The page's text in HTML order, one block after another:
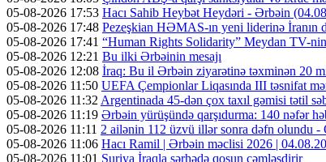
05-08-2026 17:53 Hacı Sahib Heybət Heydəri - Ərbəin
05-08-2026 17:48 Pezeşkian HƏMAS-ın yeni liderinə İranın
05-08-2026 17:41 “Human Rights Solidarity” Meydan TV-
05-08-2026 12:21 Bu ilki Ərbəinin mesajı
05-08-2026 12:08 İraq: Bu il Ərbəin ziyarətinə təxminən 20
05-08-2026 11:50 UEFA Çempionlar Liqasında III təsnifat
05-08-2026 11:32Argentinada 45-dən çox taxıl gəmisi tətil
05-08-2026 11:19 Ərbəin yürüşündə qarşıdurma: 140 nəfər
05-08-2026 11:11 2 ailənin 112 üzvü illər sonra dəfn olundu -
05-08-2026 11:06 Hacı Ramil | Ərbəin məclisi 2026 |
05-08-2026 11:01 Suriya İraqla sərhədə qoşun cəmləşdirir